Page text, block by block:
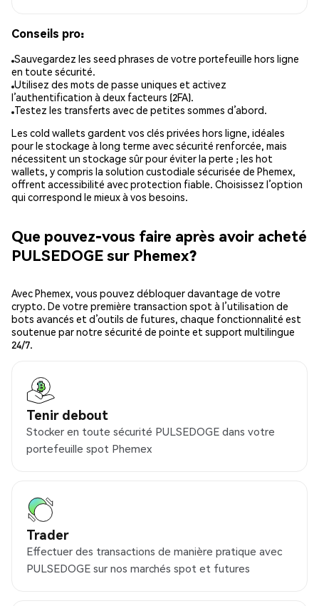
Conseils pro:
Sauvegardez les seed phrases de votre portefeuille hors ligne
en toute sécurité.
Utilisez des mots de passe uniques et activez
l’authentification à deux facteurs (2FA).
Testez les transferts avec de petites sommes d’abord.
Les cold wallets gardent vos clés privées hors ligne, idéales
pour le stockage à long terme avec sécurité renforcée, mais
nécessitent un stockage sûr pour éviter la perte ; les hot
wallets, y compris la solution custodiale sécurisée de Phemex,
offrent accessibilité avec protection fiable. Choisissez l’option
qui correspond le mieux à vos besoins.
Que pouvez-vous faire après avoir acheté
PULSEDOGE sur Phemex?
Avec Phemex, vous pouvez débloquer davantage de votre
crypto. De votre première transaction spot à l’utilisation de
bots avancés et d’outils de futures, chaque fonctionnalité est
soutenue par notre sécurité de pointe et support multilingue
24/7.
Tenir debout
Stocker en toute sécurité PULSEDOGE dans votre
portefeuille spot Phemex
Trader
Effectuer des transactions de manière pratique avec
PULSEDOGE sur nos marchés spot et futures